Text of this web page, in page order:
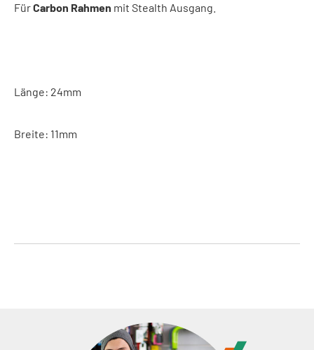
FürCarbon Rahmen mit Stealth Ausgang.
Länge: 24mm
Breite: 11mm